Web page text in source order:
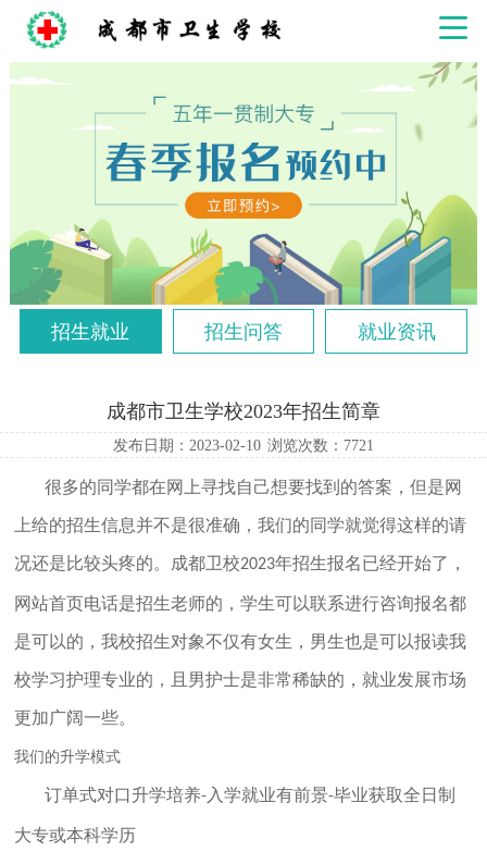
招生就业 招生问答 就业资讯
成都市卫生学校2023年招生简章
发布日期：2023-02-10 浏览次数： 7721
很多的同学都在网上寻找自己想要找到的答案，但是网
上给的招生信息并不是很准确，我们的同学就觉得这样的请
况还是比较头疼的。成都卫校2023年招生报名已经开始了，
网站首页电话是招生老师的，学生可以联系进行咨询报名都
是可以的，我校招生对象不仅有女生，男生也是可以报读我
校学习护理专业的，且男护士是非常稀缺的，就业发展市场
更加广阔一些。
我们的升学模式
订单式对口升学培养-入学就业有前景-毕业获取全日制
大专或本科学历